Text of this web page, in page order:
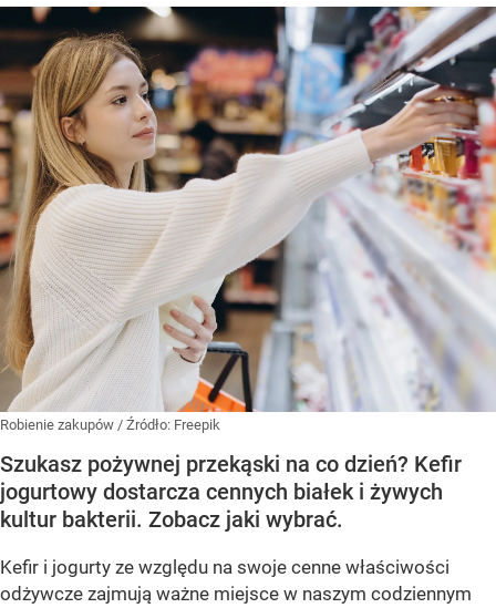
Robienie zakupów / Źródło: Freepik
Szukasz pożywnej przekąski na co dzień? Kefir
jogurtowy dostarcza cennych białek i żywych
kultur bakterii. Zobacz jaki wybrać.
Kefir i jogurty ze względu na swoje cenne właściwości
odżywcze zajmują ważne miejsce w naszym codziennym